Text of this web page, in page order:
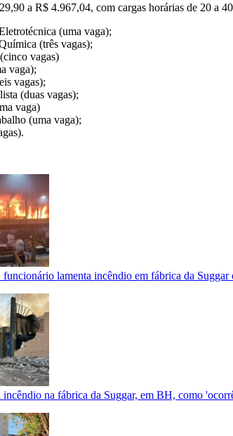
a R$ 4.967,04, com cargas horárias de 20 a
(uma vaga);
(três vagas);
vagas)
vaga);
vagas);
(duas vagas);
vaga)
(uma vaga);
funcionário lamenta incêndio em fábrica da Suggar
na fábrica da Suggar, em BH, como